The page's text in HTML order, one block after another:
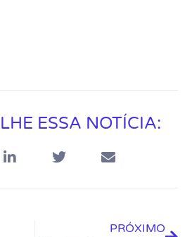
ESSA NOTÍCIA:
PRÓXIMO